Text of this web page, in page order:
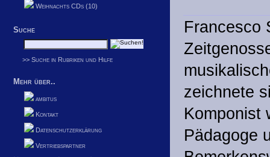
Weihnachts CDs (10)
Suche
>> Suche in Rubriken und Hilfe
Mehr über..
ambitus
Kontakt
Datenschutzerklärung
Vertriebspartner
Francesco
zeichnete
Komponist
Pädagoge